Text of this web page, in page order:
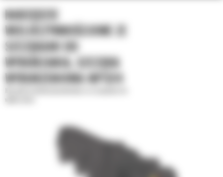
NARZĘDZIE
WIELOCZYNNOŚCIOWE ZE
SZCZĘKAMI DO
WYBURZANIA, SZCZĘKA
WYBURZENIOWA MP324